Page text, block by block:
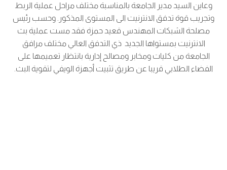
وعاين السيد مدير الجامعة بالمناسبة مختلف مراحل عملية الربط
وتجريب قوة تدفق الانترنيت الى المستوى المذكور. وحسب رئيس
مصلحة الشبكات المهندس قعيد حمزة فقد مست عملية بث
الانترنيت بمستواها الجديد ذي التدفق العالي مختلف مرافق
الجامعة من كليات ومخابر ومصالح إدارية بانتظار تعميمها على
الفضاء الطلابي قريبا عن طريق تثبيت أجهزة الويفي لتقوية البث.